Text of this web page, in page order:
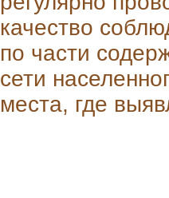
качество
по части
сети
места, где